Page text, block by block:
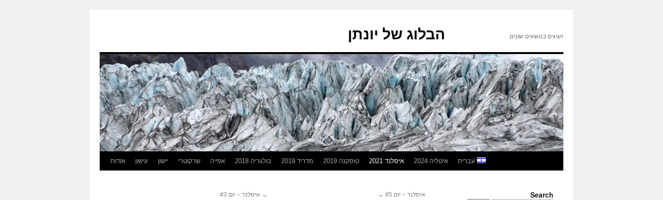
הבלוג של יונתן הגיגים בנושאים שונים
אודות עישון יישון שרקוטרי אפייה בולגריה 2018 מדריד 2019 טוסקנה 2019 איסלנד 2021 איטליה 2024 עברית
→ איסלנד – יום #3 איסלנד – יום #5 ← Search